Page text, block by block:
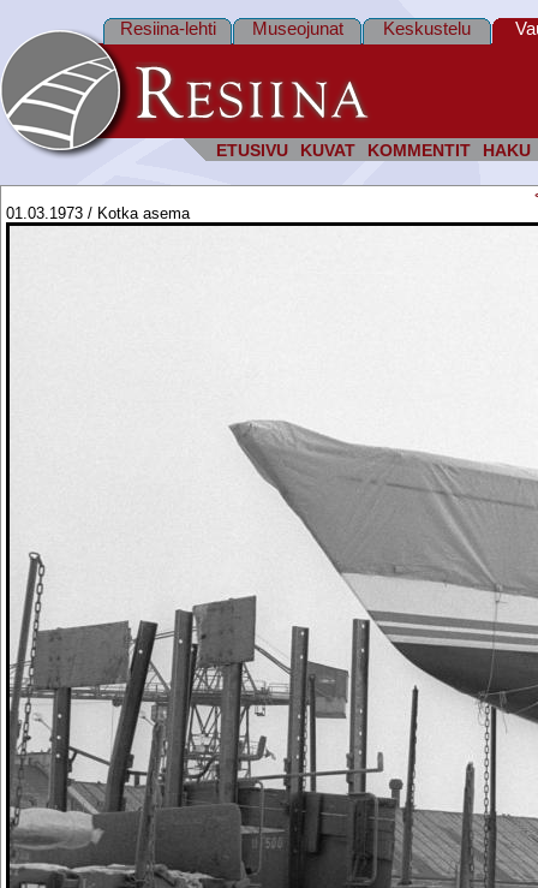
ETUSIVU KUVAT KOMMENTIT HAKU
Resiina-lehti Museojunat Keskustelu
01.03.1973 / Kotka asema